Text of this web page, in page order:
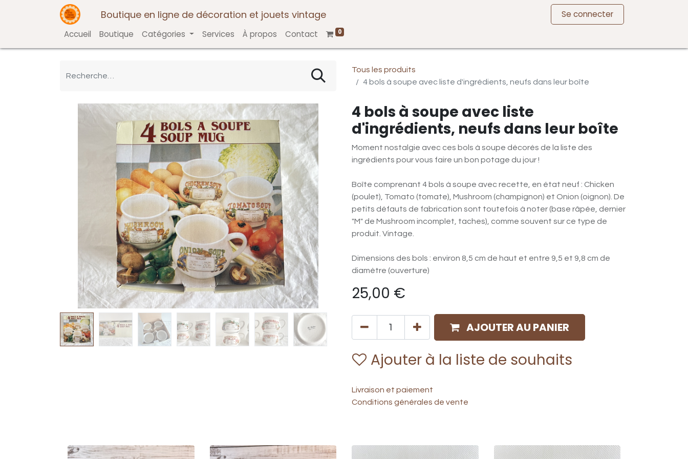
Boutique en ligne de décoration et jouets vintage
Se connecter
Accueil
Boutique Catégories Services À propos Contact 0
Tous les produits
4 bols à soupe avec liste d'ingrédients, neufs dans leur boîte
4 bols à soupe avec liste
d'ingrédients, neufs dans leur boîte
Moment nostalgie avec ces bols à soupe décorés de la liste des
ingrédients pour vous faire un bon potage du jour !
Boîte comprenant 4 bols à soupe avec recette, en état neuf : Chicken
(poulet), Tomato (tomate), Mushroom (champignon) et Onion (oignon). De
petits défauts de fabrication sont toutefois à noter (base râpée, dernier
"M" de Mushroom incomplet, taches), comme souvent sur ce type de
produit. Vintage.
Dimensions des bols : environ 8,5 cm de haut et entre 9,5 et 9,8 cm de
diamètre (ouverture)
25,00 €
AJOUTER AU PANIER
Ajouter à la liste de souhaits
Livraison et paiement
Conditions générales de vente